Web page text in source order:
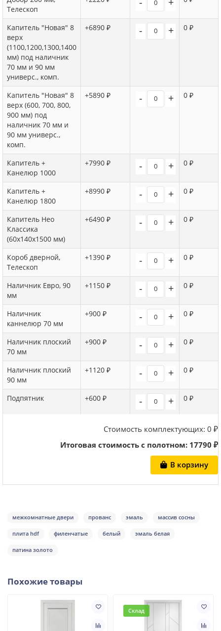
Телескоп
Капитель "Новая" 8
верх
(1100,1200,1300,1400
мм) под наличник
70 мм и 90 мм
универс., комп.
+6890 ₽ - + 0 ₽
Капитель "Новая" 8
верх (600, 700, 800,
900 мм) под
наличник 70 мм и
90 мм универс.,
комп.
+5890 ₽ - + 0 ₽
Капитель +
Канелюр 1000
+7990 ₽ - + 0 ₽
Капитель +
Канелюр 1800
+8990 ₽ - + 0 ₽
Капитель Нео
Классика
(60х140х1500 мм)
+6490 ₽ - + 0 ₽
Короб дверной,
Телескоп
+1390 ₽ - + 0 ₽
Наличник Евро, 90
мм
+1150 ₽ - + 0 ₽
Наличник
каннелюр 70 мм
+900 ₽ - + 0 ₽
Наличник плоский
70 мм
+900 ₽ - + 0 ₽
Наличник плоский
90 мм
+1120 ₽ - + 0 ₽
Подпятник +600 ₽ - + 0 ₽
Стоимость комплектующих: 0 ₽
Итоговая стоимость с полотном: 17790 ₽
В корзину
межкомнатные двери прованс эмаль массив сосны
плита hdf филенчатые белый эмаль белая
патина золото
Похожие товары
Склад